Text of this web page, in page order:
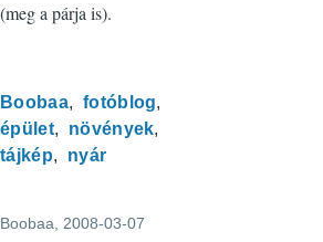
(meg a párja is).
Boobaa
fotóblog
épület
növények
tájkép
nyár
Boobaa, 2008-03-07